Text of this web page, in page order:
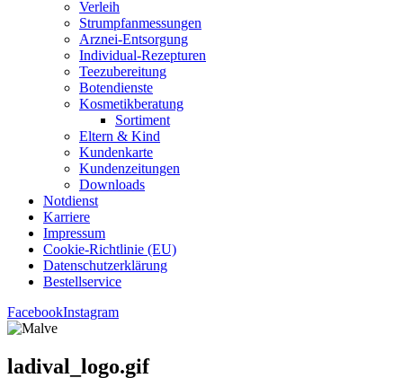
Ver­leih
Strumpfan­mes­sun­gen
Arz­n­ei-Ent­­sor­­gung
Indi­­vi­­du­al-Rezep­­tu­­ren
Tee­zu­be­rei­tung
Boten­diens­te
Kos­me­tik­be­ra­tung
Sor­ti­ment
Eltern & Kind
Kun­den­kar­te
Kun­den­zei­tun­gen
Down­loads
Not­dienst
Kar­rie­re
Impres­sum
Coo­kie-Rich­t­­li­­nie (EU)
Datenschutz­erklärung
Bestell­ser­vice
FacebookInstagram
ladival_logo.gif